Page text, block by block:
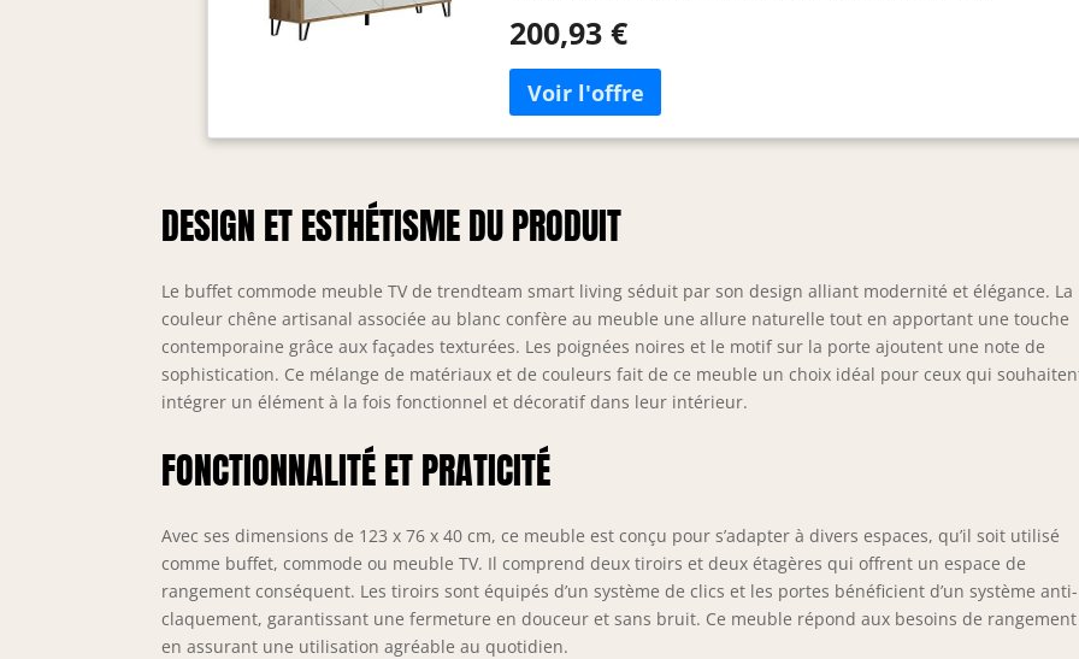
montage ; livré démonté et sans décoration
200,93 €
DESIGN ET ESTHÉTISME DU PRODUIT
Le buffet commode meuble TV de trendteam smart living séduit par son design alliant modernité et élégance. La
couleur chêne artisanal associée au blanc confère au meuble une allure naturelle tout en apportant une touche
contemporaine grâce aux façades texturées. Les poignées noires et le motif sur la porte ajoutent une note de
sophistication. Ce mélange de matériaux et de couleurs fait de ce meuble un choix idéal pour ceux qui
intégrer un élément à la fois fonctionnel et décoratif dans leur intérieur.
FONCTIONNALITÉ ET PRATICITÉ
Avec ses dimensions de 123 x 76 x 40 cm, ce meuble est conçu pour s’adapter à divers espaces, qu’il soit utilisé
comme buffet, commode ou meuble TV. Il comprend deux tiroirs et deux étagères qui offrent un espace de
rangement conséquent. Les tiroirs sont équipés d’un système de clics et les portes bénéficient d’un système anti-
claquement, garantissant une fermeture en douceur et sans bruit. Ce meuble répond aux besoins de
en assurant une utilisation agréable au quotidien.